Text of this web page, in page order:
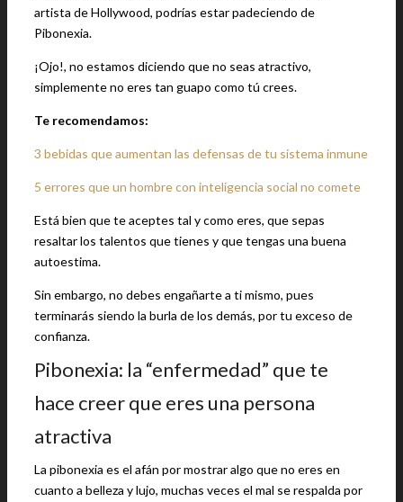
artista de Hollywood, podrías estar padeciendo de
Pibonexia.
¡Ojo!, no estamos diciendo que no seas atractivo,
simplemente no eres tan guapo como tú crees.
Te recomendamos:
3 bebidas que aumentan las defensas de tu sistema inmune
5 errores que un hombre con inteligencia social no comete
Está bien que te aceptes tal y como eres, que sepas
resaltar los talentos que tienes y que tengas una buena
autoestima.
Sin embargo, no debes engañarte a ti mismo, pues
terminarás siendo la burla de los demás, por tu exceso de
confianza.
Pibonexia: la “enfermedad” que te
hace creer que eres una persona
atractiva
La pibonexia es el afán por mostrar algo que no eres en
cuanto a belleza y lujo, muchas veces el mal se respalda por